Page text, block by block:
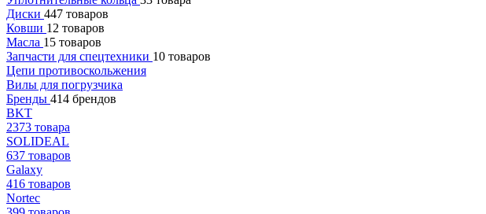
Диски 447 товаров
Ковши 12 товаров
Масла 15 товаров
Запчасти для спецтехники 10 товаров
Цепи противоскольжения
Вилы для погрузчика
Бренды 414 брендов
BKT
2373 товара
SOLIDEAL
637 товаров
Galaxy
416 товаров
Nortec